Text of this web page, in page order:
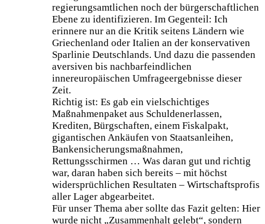
regierungsamtlichen noch der bürgerschaftlichen
Ebene zu identifizieren. Im Gegenteil: Ich
erinnere nur an die Kritik seitens Ländern wie
Griechenland oder Italien an der konservativen
Sparlinie Deutschlands. Und dazu die passenden
aversiven bis nachbarfeindlichen
innereuropäischen Umfrageergebnisse dieser
Zeit.
Richtig ist: Es gab ein vielschichtiges
Maßnahmenpaket aus Schuldenerlassen,
Krediten, Bürgschaften, einem Fiskalpakt,
gigantischen Ankäufen von Staatsanleihen,
Bankensicherungsmaßnahmen,
Rettungsschirmen … Was daran gut und richtig
war, daran haben sich bereits – mit höchst
widersprüchlichen Resultaten – Wirtschaftsprofis
aller Lager abgearbeitet.
Für unser Thema aber sollte das Fazit gelten: Hier
wurde nicht „Zusammenhalt gelebt“, sondern